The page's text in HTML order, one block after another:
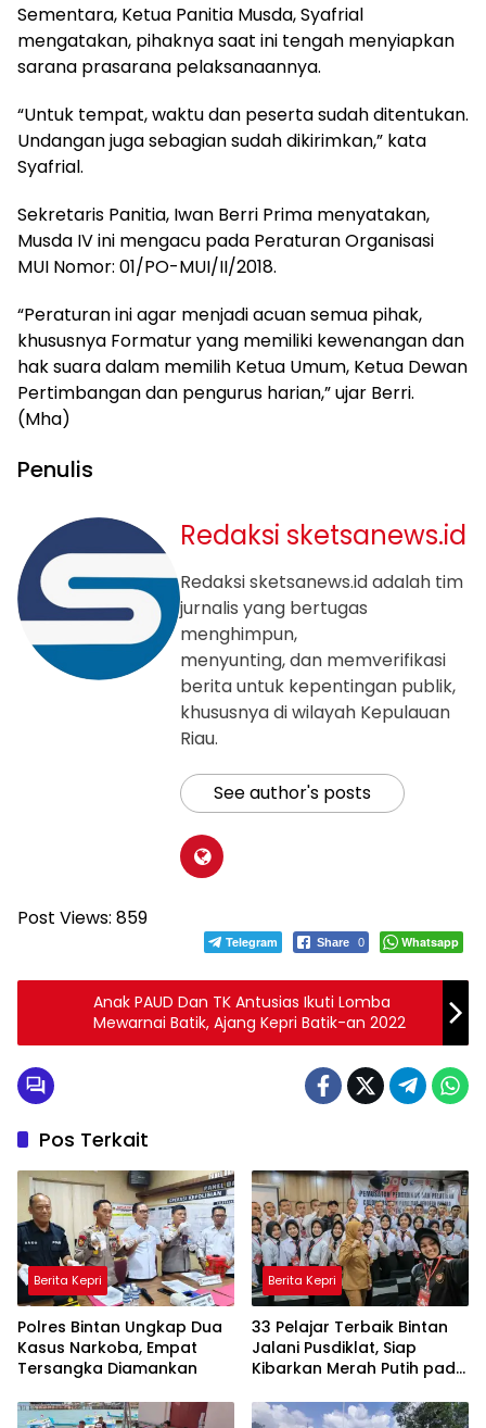
Sementara, Ketua Panitia Musda, Syafrial
mengatakan, pihaknya saat ini tengah menyiapkan
sarana prasarana pelaksanaannya.
“Untuk tempat, waktu dan peserta sudah ditentukan.
Undangan juga sebagian sudah dikirimkan,” kata
Syafrial.
Sekretaris Panitia, Iwan Berri Prima menyatakan,
Musda IV ini mengacu pada Peraturan Organisasi
MUI Nomor: 01/PO-MUI/II/2018.
“Peraturan ini agar menjadi acuan semua pihak,
khususnya Formatur yang memiliki kewenangan dan
hak suara dalam memilih Ketua Umum, Ketua Dewan
Pertimbangan dan pengurus harian,” ujar Berri.
(Mha)
Penulis
Redaksi sketsanews.id
Redaksi sketsanews.id adalah tim
jurnalis yang bertugas
menghimpun,
menyunting, dan memverifikasi
berita untuk kepentingan publik,
khususnya di wilayah Kepulauan
Riau.
See author's posts
Post Views: 859
Telegram Share 0 Whatsapp
Anak PAUD Dan TK Antusias Ikuti Lomba
Mewarnai Batik, Ajang Kepri Batik-an 2022
Pos Terkait
Berita Kepri
Polres Bintan Ungkap Dua
Kasus Narkoba, Empat
Tersangka Diamankan
Berita Kepri
33 Pelajar Terbaik Bintan
Jalani Pusdiklat, Siap
Kibarkan Merah Putih pada